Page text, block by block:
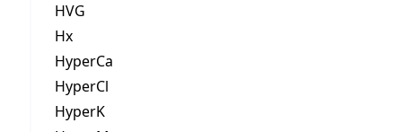
HVG
Hx
HyperCa
HyperCl
HyperK